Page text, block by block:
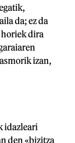
da; ez da
horiek dira
izan,
idazleari
den «bizitza